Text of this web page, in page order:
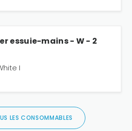
essuie-mains - W - 2
I
LES CONSOMMABLES